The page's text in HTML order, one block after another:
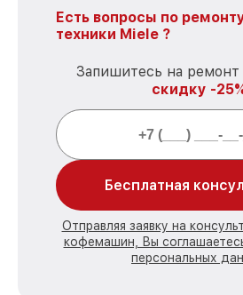
Есть вопросы по
техники Miele ?
Запишитесь на ремонт
скидку -
Бесплатная
Отправляя заявку на
кофемашин, Вы
персональных